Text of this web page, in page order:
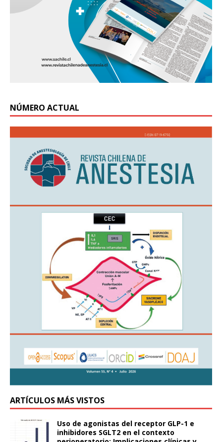
NÚMERO ACTUAL
ARTÍCULOS MÁS VISTOS
Uso de agonistas del receptor GLP-1 e
inhibidores SGLT2 en el contexto